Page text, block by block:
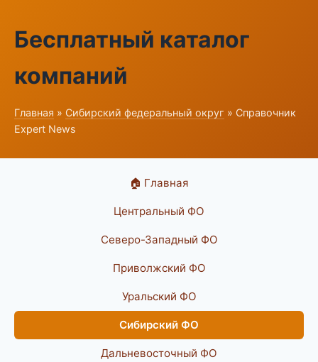
Бесплатный каталог
компаний
Главная » Сибирский федеральный округ » Справочник
Expert News
🏠 Главная
Центральный ФО
Северо-Западный ФО
Приволжский ФО
Уральский ФО
Сибирский ФО
Дальневосточный ФО